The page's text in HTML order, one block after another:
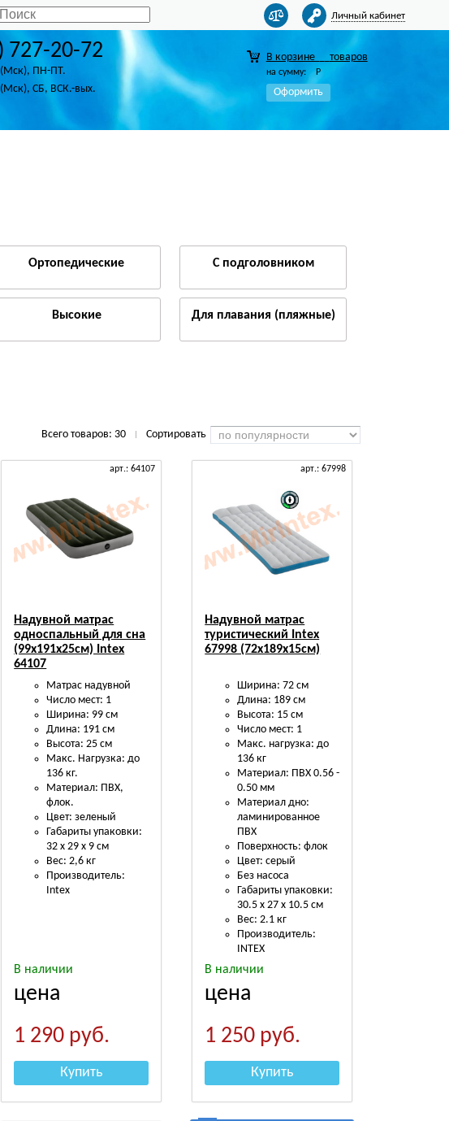
Личный кабинет
727-20-72
(Мск), ПН-ПТ.
(Мск), СБ, ВСК.-вых.
В корзине товаров
на сумму: Р
Оформить
Ортопедические С подголовником
Высокие Для плавания (пляжные)
Всего товаров: 30 Сортировать
арт.: 64107
Надувной матрас
односпальный для сна
(99х191х25см) Intex
64107
Матрас надувной
Число мест: 1
Ширина: 99 см
Длина: 191 см
Высота: 25 см
Макс. Нагрузка: до
136 кг.
Материал: ПВХ,
флок.
Цвет: зеленый
Габариты упаковки:
32 х 29 х 9 см
Вес: 2,6 кг
Производитель:
Intex
В наличии
цена
1 290 руб.
Купить
арт.: 67998
Надувной матрас
туристический Intex
67998 (72х189х15см)
Ширина: 72 см
Длина: 189 см
Высота: 15 см
Число мест: 1
Макс. нагрузка: до
136 кг
Материал: ПВХ 0.56 -
0.50 мм
Материал дно:
ламинированное
ПВХ
Поверхность: флок
Цвет: серый
Без насоса
Габариты упаковки:
30.5 х 27 х 10.5 см
Вес: 2.1 кг
Производитель:
INTEX
В наличии
цена
1 250 руб.
Купить